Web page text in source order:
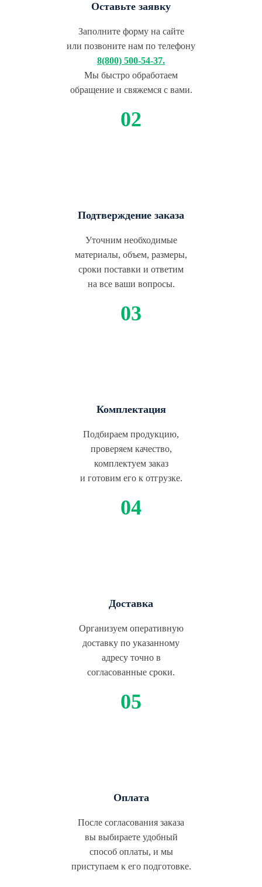
Оставьте заявку
Заполните форму на сайте
или позвоните нам по телефону
8(800) 500-54-37.
Мы быстро обработаем
обращение и свяжемся с вами.
Подтверждение заказа
Уточним необходимые
материалы, объем, размеры,
сроки поставки и ответим
на все ваши вопросы.
Комплектация
Подбираем продукцию,
проверяем качество,
комплектуем заказ
и готовим его к отгрузке.
Доставка
Организуем оперативную
доставку по указанному
адресу точно в
согласованные сроки.
Оплата
После согласования заказа
вы выбираете удобный
способ оплаты, и мы
приступаем к его подготовке.